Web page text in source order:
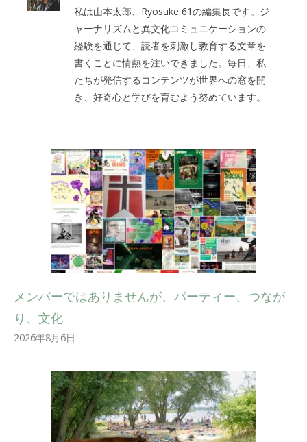
私は山本太郎、Ryosuke 61の編集長です。ジ
ャーナリズムと異文化コミュニケーションの
経験を通じて、読者を刺激し教育する文章を
書くことに情熱を注いできました。毎日、私
たちが発信するコンテンツが世界への窓を開
き、好奇心と学びを育むよう努めています。
メンバーではありませんが、パーティー、つなが
り、文化
2026年8月6日